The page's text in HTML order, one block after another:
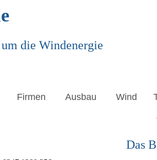
die Windenergie
Firmen Ausbau Wind
Das